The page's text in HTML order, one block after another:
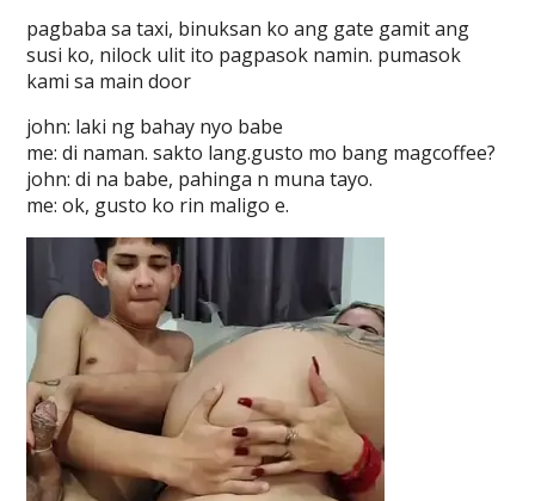
pagbaba sa taxi, binuksan ko ang gate gamit ang
susi ko, nilock ulit ito pagpasok namin. pumasok
kami sa main door
john: laki ng bahay nyo babe
me: di naman. sakto lang.gusto mo bang magcoffee?
john: di na babe, pahinga n muna tayo.
me: ok, gusto ko rin maligo e.